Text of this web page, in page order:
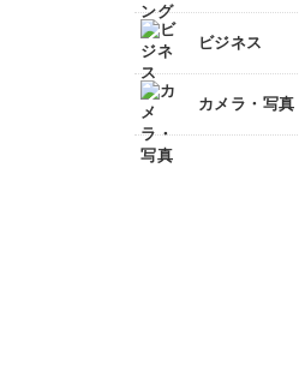
フィットネス
ダンス
ピラティス
ヨガ
すべて
アイシングクッキー
パン
洋菓子
ビジネス
すべて
マネー
ブランディング
カメラ・写真
すべて